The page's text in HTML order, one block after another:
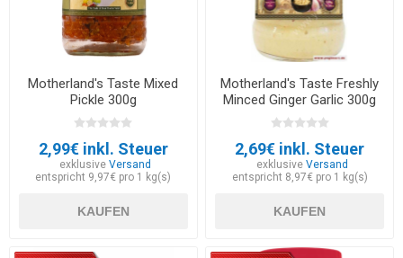
Motherland's Taste Mixed
Pickle 300g
2,99€ inkl. Steuer
exklusiveVersand
entspricht 9,97€ pro 1 kg(s)
KAUFEN
Motherland's Taste Freshly
Minced Ginger Garlic 300g
2,69€ inkl. Steuer
exklusive Versand
entspricht 8,97€ pro 1 kg(s)
KAUFEN